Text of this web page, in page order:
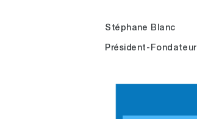
Stéphane Blanc
Président-Fondateur